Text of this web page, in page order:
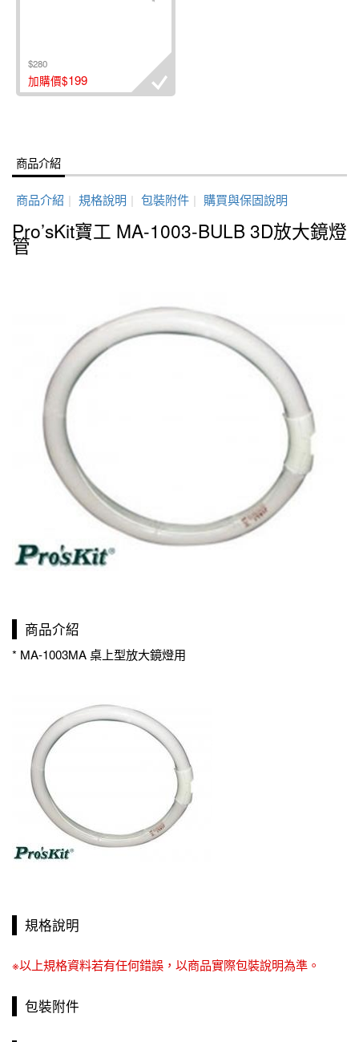
$280
加購價$199
商品介紹
商品介紹 | 規格說明 | 包裝附件 | 購買與保固說明
Pro’sKit寶工 MA-1003-BULB 3D放大鏡燈
管
商品介紹
* MA-1003MA 桌上型放大鏡燈用
規格說明
※以上規格資料若有任何錯誤，以商品實際包裝說明為準。
包裝附件